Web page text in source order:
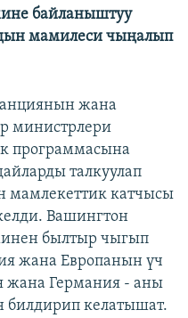
байланыштуу
мамилеси чыңалып
жана
министрлери
программасына
талкуулап
катчысы
Вашингтон
былтыр чыгып
жана Европанын үч
жана Германия - аны
билдирип келатышат.